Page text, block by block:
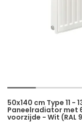
50x140 cm Type 11 -
Paneelradiator met
voorzijde - Wit (RAL